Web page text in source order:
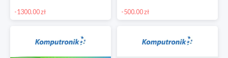
-1300.00 zł -500.00 zł